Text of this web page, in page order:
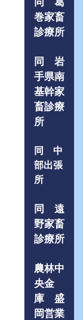
巻家畜
診療所
同 岩
手県南
基幹家
畜診療
所
同 中
部出張
所
同 遠
野家畜
診療所
農林中
央金
庫 盛
岡営業